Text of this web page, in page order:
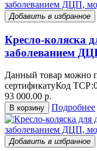
Добавить в избранное
Кресло-коляска
заболеванием
Данный товар можно
сертификатуКод
93 000.00 р.
В корзину Подробнее
Добавить в избранное